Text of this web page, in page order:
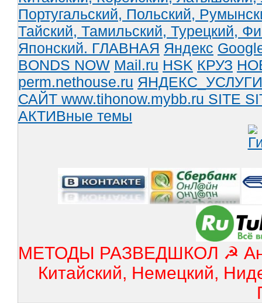
Португальский, Польский,
Тайский, Тамильский, Турецкий,
Японский. ГЛАВНАЯ Яндекс
BONDS NOW Mail.ru HSK КРУЗ
perm.nethouse.ru ЯНДЕКС_УСЛУГИ
САЙТ www.tihonow.mybb.ru SITE
АКТИВные темы
МЕТОДЫ РАЗВЕДШКОЛ ☭
Китайский, Немецкий,